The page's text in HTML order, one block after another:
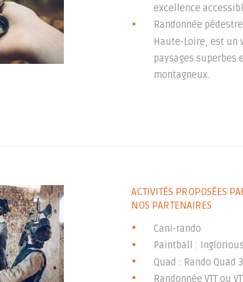
excellence
Randonnée
Haute-Loire, est un
paysages superbes
montagneux.
ACTIVITÉS PROPOSÉES
NOS PARTENAIRES
Cani-rando
Paintball :
Quad : Rando Quad
Randonnée VTT ou